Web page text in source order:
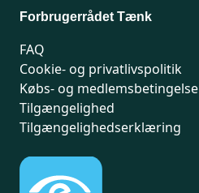
Forbrugerrådet Tænk
FAQ
Cookie- og privatlivspolitik
Købs- og
Tilgængelighed
Tilgængelighedserklæring